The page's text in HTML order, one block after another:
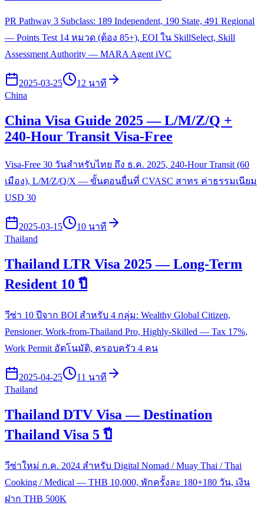
PR Pathway 3 Subclass: 189 Independent, 190 State, 491 Regional
— Points Test 14 หมวด (ต้อง 85+), EOI ใน SkillSelect, Skill
Assessment Authority — MARA Agent iVC
2025-03-25
12 นาที
China
China Visa Guide 2025 — L/M/Z/Q +
240-Hour Transit Visa-Free
Visa-Free 30 วันสำหรับไทย ถึง ธ.ค. 2025, 240-Hour Transit (60
เมือง), L/M/Z/Q/X — ขั้นตอนยื่นที่ CVASC สาทร ค่าธรรมเนียม
USD 30
2025-03-15
10 นาที
Thailand
Thailand LTR Visa 2025 — Long-Term
Resident 10 ปี
วีซ่า 10 ปีจาก BOI สำหรับ 4 กลุ่ม: Wealthy Global Citizen,
Pensioner, Work-from-Thailand Pro, Highly-Skilled — Tax 17%,
Work Permit อัตโนมัติ, ครอบครัว 4 คน
2025-04-25
11 นาที
Thailand
Thailand DTV Visa — Destination
Thailand Visa 5 ปี
วีซ่าใหม่ ก.ค. 2024 สำหรับ Digital Nomad / Muay Thai / Thai
Cooking / Medical — THB 10,000, พักครั้งละ 180+180 วัน, เงิน
ฝาก THB 500K